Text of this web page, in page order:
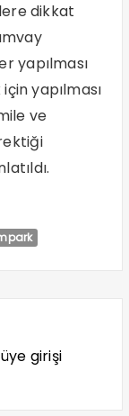
dikkat
yapılması
yapılması
ve
girişi